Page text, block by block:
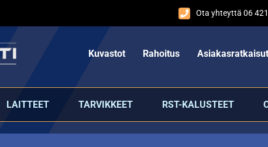
Ota yhteyttä 06
Kuvastot Rahoitus Asiakasratkaisut
LAITTEET TARVIKKEET RST-KALUSTEET